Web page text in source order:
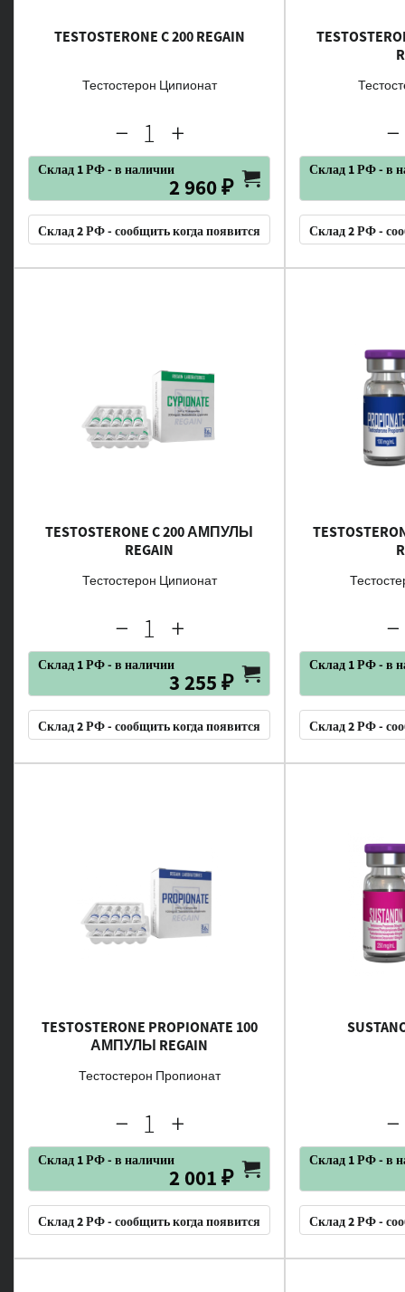
TESTOSTERONE C 200 REGAIN
Тестостерон Ципионат
Склад 1 РФ - в наличии
2 960 ₽
Склад 2 РФ - сообщить когда появится
Склад 1 РФ - в
Склад 2 РФ -
TESTOSTERONE C 200 АМПУЛЫ
REGAIN
Тестостерон Ципионат
Склад 1 РФ - в наличии
3 255 ₽
Склад 2 РФ - сообщить когда появится
Склад 1 РФ - в
Склад 2 РФ -
TESTOSTERONE PROPIONATE 100
АМПУЛЫ REGAIN
Тестостерон Пропионат
Склад 1 РФ - в наличии
2 001 ₽
Склад 2 РФ - сообщить когда появится
Склад 1 РФ - в
Склад 2 РФ -